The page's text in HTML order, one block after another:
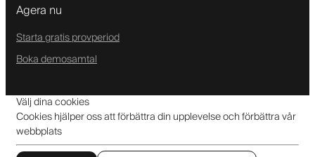
Agera nu
Starta gratis provperiod
Boka demosamtal
Välj dina cookies
Cookies hjälper oss att förbättra din upplevelse och förbättra vår
webbplats